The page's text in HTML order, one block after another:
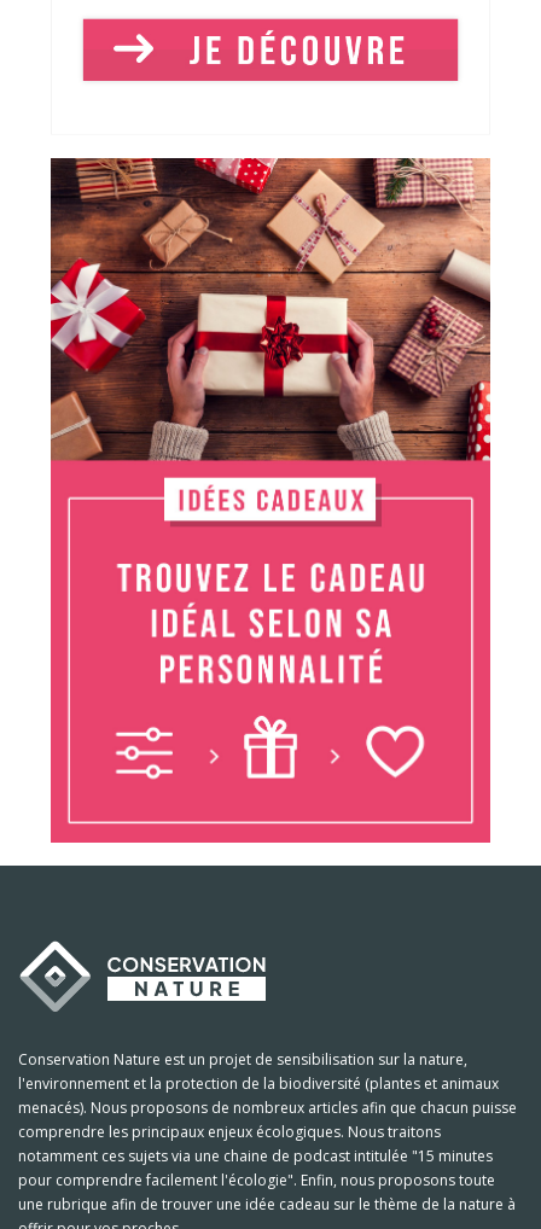
Conservation Nature est un projet de sensibilisation sur la nature,
l'environnement et la protection de la biodiversité (plantes et animaux
menacés). Nous proposons de nombreux articles afin que chacun puisse
comprendre les principaux enjeux écologiques. Nous traitons
notamment ces sujets via une chaine de podcast intitulée "15 minutes
pour comprendre facilement l'écologie". Enfin, nous proposons toute
une rubrique afin de trouver une idée cadeau sur le thème de la nature à